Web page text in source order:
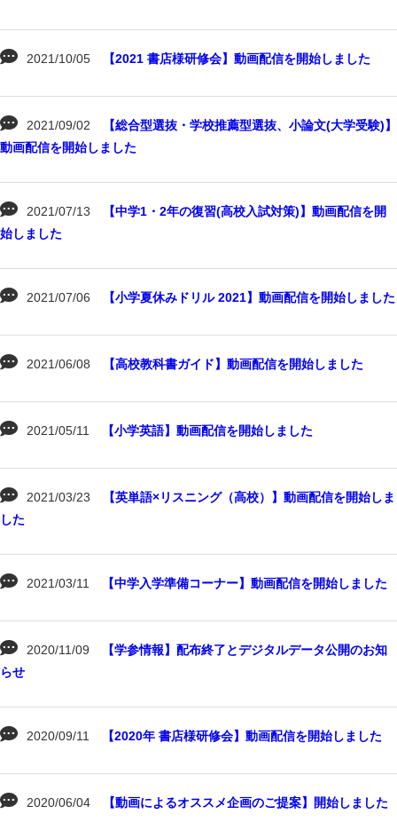
2021/10/05 【2021 書店様研修会】動画配信を開始しました
2021/09/02
【総合型選抜・学校推薦型選抜、小論文(大学受験)】
動画配信を開始しました
2021/07/13
【中学1・2年の復習(高校入試対策)】動画配信を開
始しました
2021/07/06 【小学夏休みドリル 2021】動画配信を開始しました
2021/06/08 【高校教科書ガイド】動画配信を開始しました
2021/05/11 【小学英語】動画配信を開始しました
2021/03/23
【英単語×リスニング（高校）】動画配信を開始しま
した
2021/03/11 【中学入学準備コーナー】動画配信を開始しました
2020/11/09
【学参情報】配布終了とデジタルデータ公開のお知
らせ
2020/09/11 【2020年 書店様研修会】動画配信を開始しました
2020/06/04 【動画によるオススメ企画のご提案】開始しました